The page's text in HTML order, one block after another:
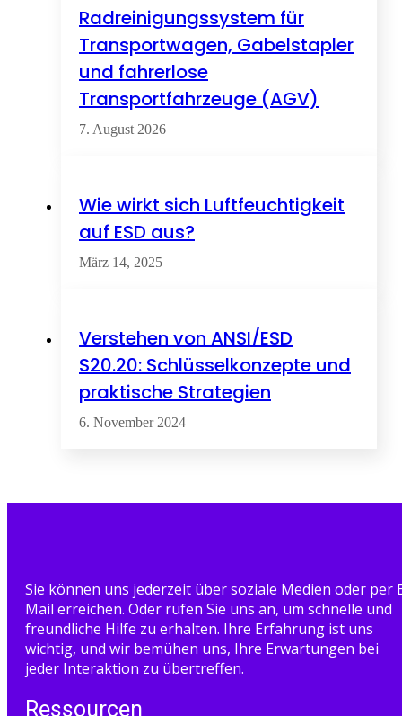
Radreinigungssystem für
Transportwagen, Gabelstapler
und fahrerlose
Transportfahrzeuge (AGV)
7. August 2026
Wie wirkt sich Luftfeuchtigkeit
auf ESD aus?
März 14, 2025
Verstehen von ANSI/ESD
S20.20: Schlüsselkonzepte und
praktische Strategien
6. November 2024
Sie können uns jederzeit über soziale Medien oder per
Mail erreichen. Oder rufen Sie uns an, um schnelle und
freundliche Hilfe zu erhalten. Ihre Erfahrung ist uns
wichtig, und wir bemühen uns, Ihre Erwartungen bei
jeder Interaktion zu übertreffen.
Ressourcen